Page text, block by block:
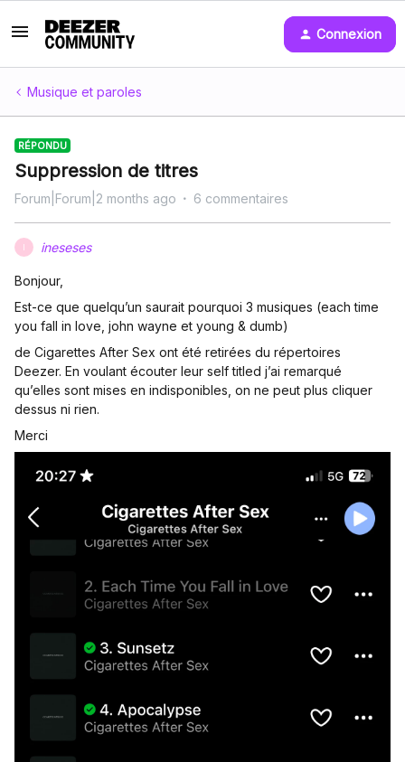
Connexion
Musique et paroles
RÉPONDU
Suppression de titres
Forum|Forum|2 months ago 6 commentaires
ineseses
Bonjour,
Est-ce que quelqu’un saurait pourquoi 3 musiques (each time
you fall in love, john wayne et young & dumb)
de Cigarettes After Sex ont été retirées du répertoires
Deezer. En voulant écouter leur self titled j’ai remarqué
qu’elles sont mises en indisponibles, on ne peut plus cliquer
dessus ni rien.
Merci